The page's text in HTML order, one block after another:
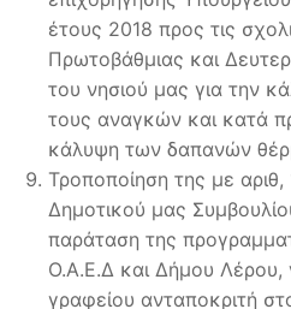
έτους 2018 προς τις
Πρωτοβάθμιας και
του νησιού μας για την
τους αναγκών και κατά
κάλυψη των δαπανών
Τροποποίηση της με
Δημοτικού μας
παράταση της
Ο.Α.Ε.Δ και Δήμου Λέρου,
γραφείου ανταποκριτή